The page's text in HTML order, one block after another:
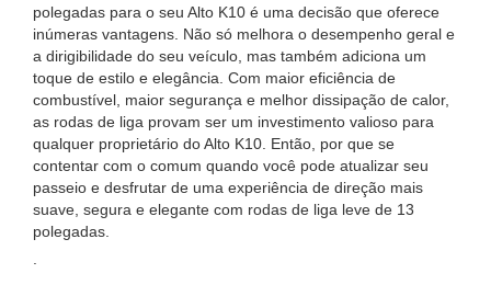
polegadas para o seu Alto K10 é uma decisão que oferece
inúmeras vantagens. Não só melhora o desempenho geral e
a dirigibilidade do seu veículo, mas também adiciona um
toque de estilo e elegância. Com maior eficiência de
combustível, maior segurança e melhor dissipação de calor,
as rodas de liga provam ser um investimento valioso para
qualquer proprietário do Alto K10. Então, por que se
contentar com o comum quando você pode atualizar seu
passeio e desfrutar de uma experiência de direção mais
suave, segura e elegante com rodas de liga leve de 13
polegadas.